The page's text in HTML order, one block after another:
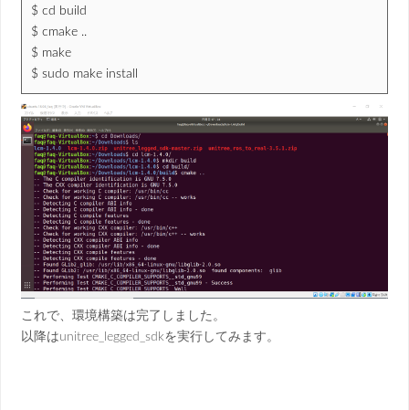
$ cd build
$ cmake ..
$ make
$ sudo make install
これで、環境構築は完了しました。
以降はunitree_legged_sdkを実行してみます。